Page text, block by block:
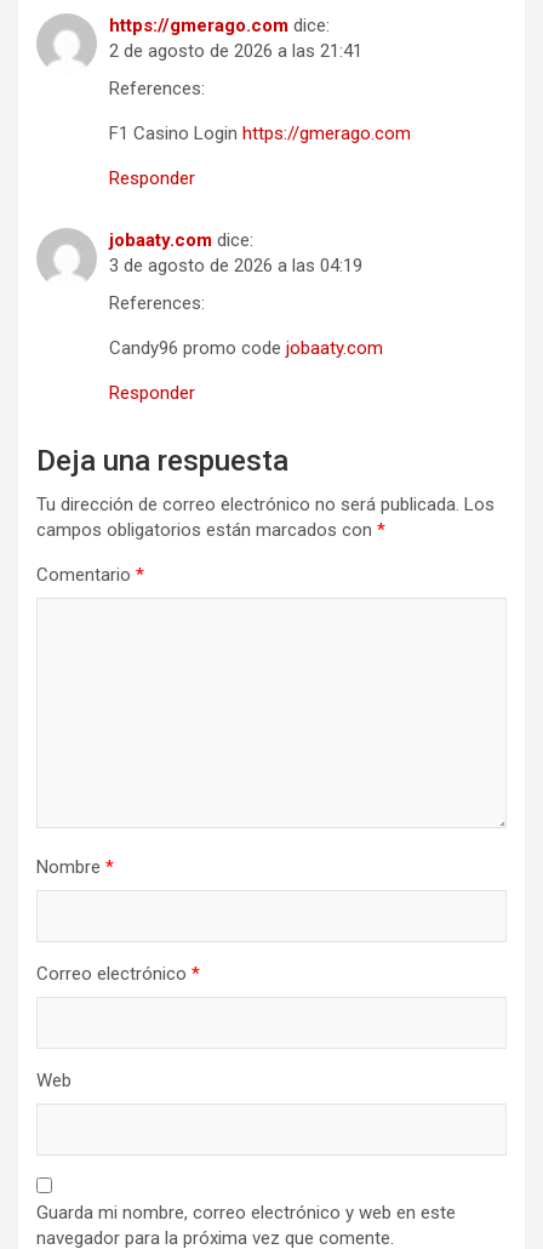
https://gmerago.com dice:
2 de agosto de 2026 a las 21:41
References:
F1 Casino Login https://gmerago.com
Responder
jobaaty.com dice:
3 de agosto de 2026 a las 04:19
References:
Candy96 promo code jobaaty.com
Responder
Deja una respuesta
Tu dirección de correo electrónico no será publicada. Los
campos obligatorios están marcados con *
Comentario *
Nombre *
Correo electrónico *
Web
Guarda mi nombre, correo electrónico y web en este
navegador para la próxima vez que comente.